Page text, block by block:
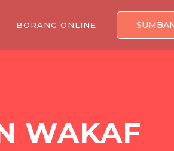
BORANG ONLINE
WAKAF